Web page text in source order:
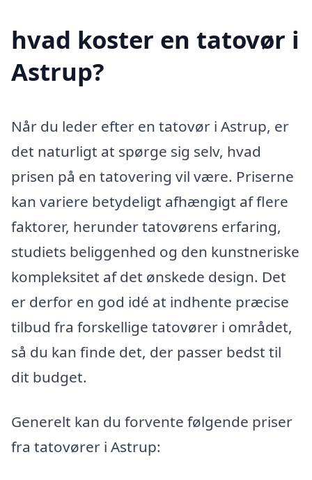
hvad koster en tatovør i
Astrup?
Når du leder efter en tatovør i Astrup, er
det naturligt at spørge sig selv, hvad
prisen på en tatovering vil være. Priserne
kan variere betydeligt afhængigt af flere
faktorer, herunder tatovørens erfaring,
studiets beliggenhed og den kunstneriske
kompleksitet af det ønskede design. Det
er derfor en god idé at indhente præcise
tilbud fra forskellige tatovører i området,
så du kan finde det, der passer bedst til
dit budget.
Generelt kan du forvente følgende priser
fra tatovører i Astrup: